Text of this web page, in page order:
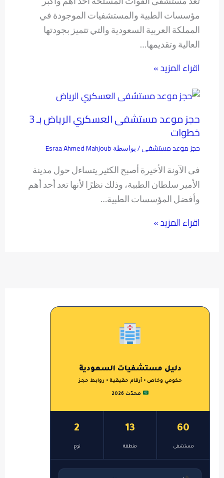
مؤسسات الطبية والمستشفيات الموجودة في
المملكة العربية السعودية والتي تتميز بجودتها
العالية وتقديمها…
اقراء المزيد »
حجز موعد مستشفى العسكري الرياض بـ 3
خطوات
حجز موعد مستشفى/ بواسطة Esraa Ahmed Mahjoub
فى الآونة الأخيرة أصبح الكثير يتساءل حول مدينة
الأمير سلطان الطبية، وذلك نظرًا لأنها تعد أحد أهم
وأفضل المؤسسات الطبية…
اقراء المزيد »
دليل مستشفيات السعودية
حكومي وخاص • أرقام حقيقية • روابط حجز
محدّث 2026
60
مستشفى
13
منطقة
2
نوع